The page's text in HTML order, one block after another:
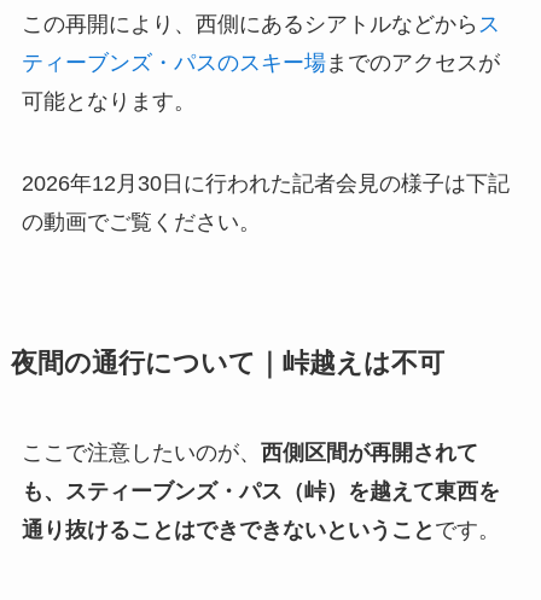
この再開により、西側にあるシアトルなどから ス
ティーブンズ・パスのスキー場までのアクセスが
可能となります。
2026年12月30日に行われた記者会見の様子は下記
の動画でご覧ください。
夜間の通行について｜峠越えは不可
ここで注意したいのが、 西側区間が再開されて
も、スティーブンズ・パス（峠）を越えて東西を
通り抜けることはできできないということ です。